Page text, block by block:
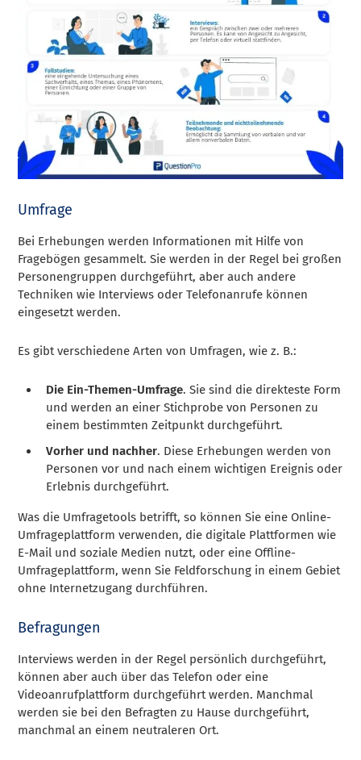
Umfrage
Bei Erhebungen werden Informationen mit Hilfe von
Fragebögen gesammelt. Sie werden in der Regel bei großen
Personengruppen durchgeführt, aber auch andere
Techniken wie Interviews oder Telefonanrufe können
eingesetzt werden.
Es gibt verschiedene Arten von Umfragen, wie z. B.:
Die Ein-Themen-Umfrage. Sie sind die direkteste Form
und werden an einer Stichprobe von Personen zu
einem bestimmten Zeitpunkt durchgeführt.
Vorher und nachher. Diese Erhebungen werden von
Personen vor und nach einem wichtigen Ereignis oder
Erlebnis durchgeführt.
Was die Umfragetools betrifft, so können Sie eine Online-
Umfrageplattform verwenden, die digitale Plattformen wie
E-Mail und soziale Medien nutzt, oder eine Offline-
Umfrageplattform, wenn Sie Feldforschung in einem Gebiet
ohne Internetzugang durchführen.
Befragungen
Interviews werden in der Regel persönlich durchgeführt,
können aber auch über das Telefon oder eine
Videoanrufplattform durchgeführt werden. Manchmal
werden sie bei den Befragten zu Hause durchgeführt,
manchmal an einem neutraleren Ort.